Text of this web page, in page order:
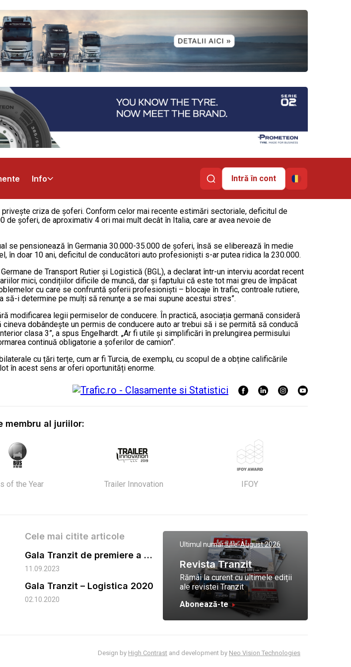
Info Intră în cont
criza de șoferi. Conform celor mai recente estimări sectoriale, deficitul de
șoferi, de aproximativ 4 ori mai mult decât în Italia, care ar avea nevoie de
se pensionează în Germania 30.000-35.000 de șoferi, însă se eliberează în medie
în doar 10 ani, deficitul de conducători auto profesionişti s-ar putea ridica la 230.000.
de Transport Rutier şi Logistică (BGL), a declarat într-un interviu acordat recent
mici, condițiilor dificile de muncă, dar și faptului că este tot mai greu de împăcat
cu care se confruntă şoferii profesionişti – blocaje în trafic, controale rutiere,
i determine pe mulți să renunţe a se mai supune acestui stres”.
modificarea legii permiselor de conducere. În practică, asociația germană consideră
dobândește un permis de conducere auto ar trebui să i se permită să conducă
clasa 3”, a spus Engelhardt. „Ar fi utile și simplificări în prelungirea permisului
continuă obligatorie a șoferilor de camion”.
cu țări terțe, cum ar fi Turcia, de exemplu, cu scopul de a obține calificările
în acest sens ar oferi oportunități enorme.
membru al juriilor:
of the Year Trailer Innovation IFOY
Cele mai citite articole
Gala Tranzit de premiere a celor mai eficienti operatori de transport marfa 2023
11.09.2023
Gala Tranzit – Logistica 2020
02.10.2020
Ultimul număr:Iulie-August 2026
Revista Tranzit
Rămâi la curent cu ultimele ediții
ale revistei Tranzit
Abonează-te
Design by High Contrast and development by Neo Vision Technologies